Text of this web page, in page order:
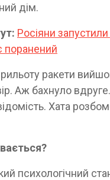
дім.
Росіяни
поранений
ракети
Аж бахнуло
Хата
психологічний